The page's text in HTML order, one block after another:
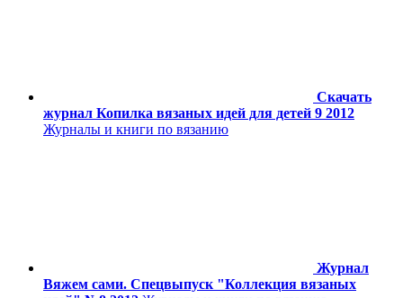
Скачать
журнал Копилка вязаных идей для детей 9 2012
Журналы и книги по вязанию
Журнал
Вяжем сами. Спецвыпуск "Коллекция вязаных